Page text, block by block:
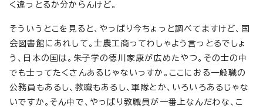
く違っとるか分からんけど。
そういうとこを見ると、やっぱり今ちょっと調べてますけど、国
会図書館にあれして。士農工商ってわしゃよう言っとるでしょ
う、日本の国は。朱子学の徳川家康が広めたやつ。その士の中
でも士ってたくさんあるじゃないっすか。ここにおる一般職の
公務員もあるし、教職もあるし、軍隊とか、いろいろあるじゃな
いですか。そん中で、やっぱり教職員が一番上なんだわな、こ